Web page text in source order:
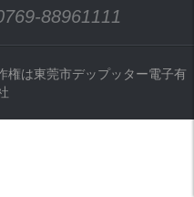
88961111
は東莞市デップッター電子有